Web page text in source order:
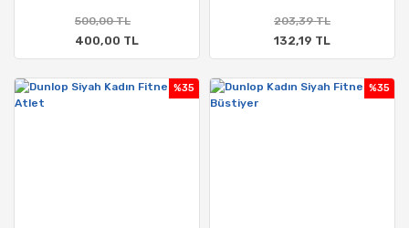
500,00 TL
400,00 TL
203,39 TL
132,19 TL
%35 %35